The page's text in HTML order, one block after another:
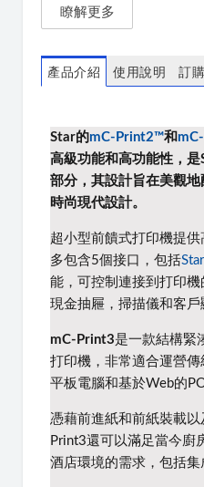
瞭解更多
產品介紹 使用說明 訂
Star的 mC-Print2™和
高級功能和高功能性， 是
部分，其設計旨在美觀
時尚現代設計。
超小型前饋式打印機提
多包含5個接口，包括
能，可控制連接到打印
現金抽屜，掃描儀和客戶
mC-Print3是一款結構緊
打印機，非常適合運營傳
平板電腦和基於Web的
憑藉前進紙和前紙裝載
Print3還可以滿足當今廚
酒店環境的需求，包括集